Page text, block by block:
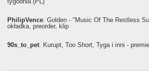
PhilipVence: Golden - "Music Of The Restless
okładka, preorder, klip
90s_to_pet: Kurupt, Too Short, Tyga i inni -